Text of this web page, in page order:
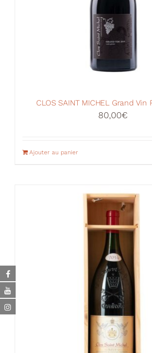
CLOS SAINT MICHEL Grand Vin
80,00€
Ajouter au panier